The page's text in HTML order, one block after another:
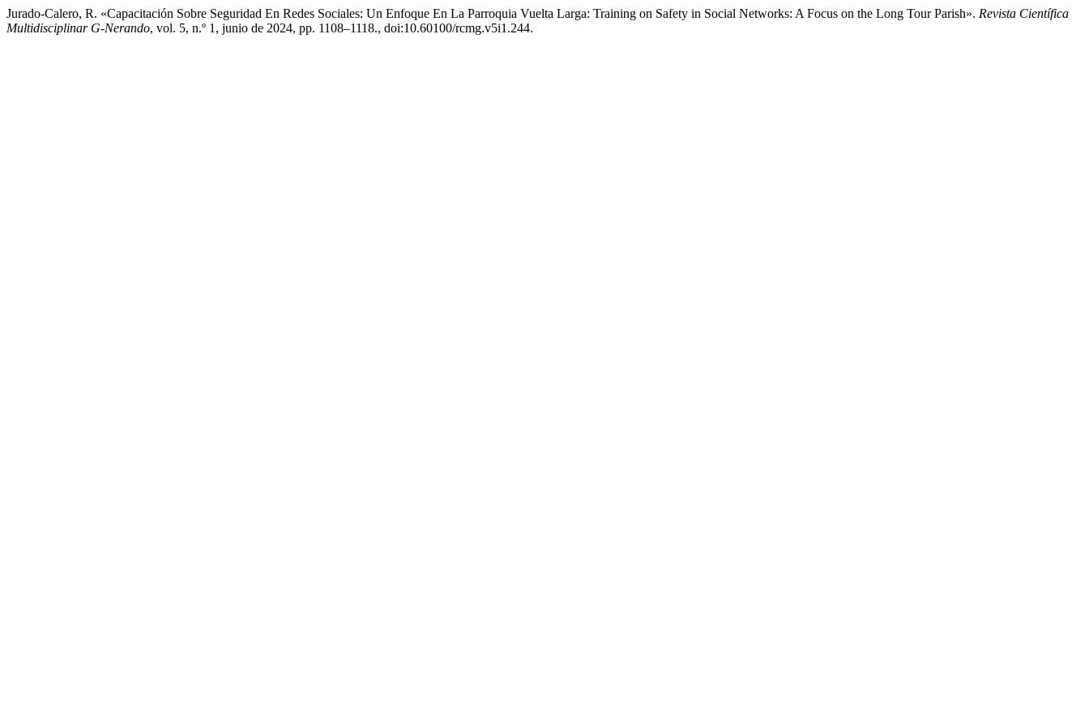
Jurado-Calero, R. «Capacitación Sobre Seguridad En Redes Sociales: Un Enfoque En La Parroquia Vuelta Larga: Training on Safety in Social Networks: A Focus on the Long Tour Parish». Revista Científica
Multidisciplinar G-Nerando, vol. 5, n.º 1, junio de 2024, pp. 1108–1118., doi:10.60100/rcmg.v5i1.244.